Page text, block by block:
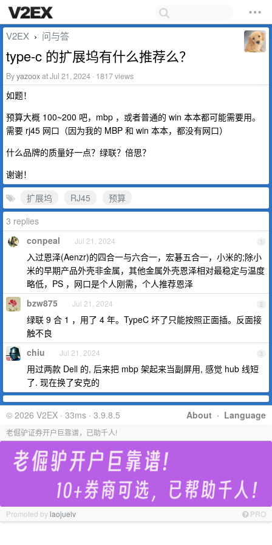
V2EX › 问与答
type-c 的扩展坞有什么推荐么？
Byyazooxat Jul 21, 2024 · 1817 views
如题！
预算大概 100~200 吧，mbp ，或者普通的 win 本本都可能需要用。
需要 rj45 网口（因为我的 MBP 和 win 本本，都没有网口）
什么品牌的质量好一点？绿联？倍思？
谢谢！
扩展坞
RJ45
预算
3 replies
1
conpeal Jul 21, 2024
入过恩泽(Aenzr)的四合一与六合一，宏碁五合一，小米的;除小
米的早期产品外壳非金属，其他金属外壳恩泽相对最稳定与温度
略低，PS ，网口是个人刚需，个人推荐恩泽
2
bzw875 Jul 21, 2024
绿联 9 合 1 ，用了 4 年。TypeC 坏了只能按照正面插。反面接
触不良
3
chiu Jul 21, 2024
用过两款 Dell 的, 后来把 mbp 架起来当副屏用, 感觉 hub 线短
了. 现在换了安克的
About · Language
© 2026 V2EX · 33ms · 3.9.8.5
老倔驴证券开户巨靠谱，已助千人!
Promoted bylaojuelv PRO